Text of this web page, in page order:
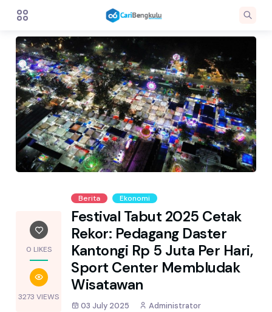
0 LIKES
3273 VIEWS
Berita Ekonomi
Festival Tabut 2025 Cetak
Rekor: Pedagang Daster
Kantongi Rp 5 Juta Per Hari,
Sport Center Membludak
Wisatawan
03 July 2025 Administrator